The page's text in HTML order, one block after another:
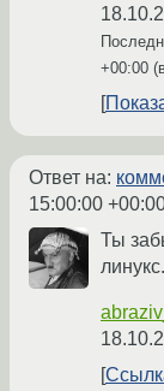
+00:00
Ответ на:
15:00:00
Ты
линукс.